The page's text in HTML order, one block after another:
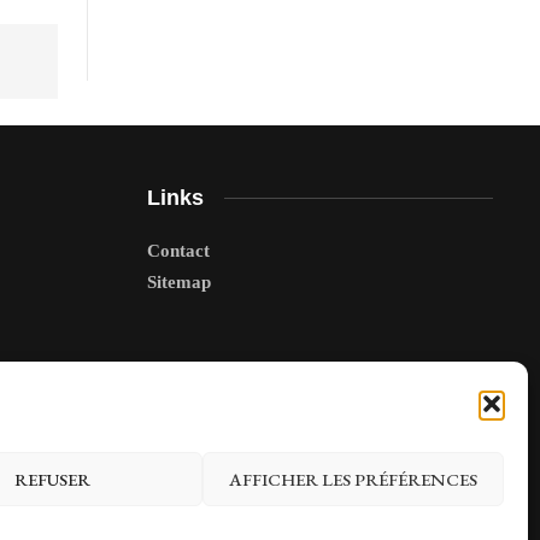
REFUSER AFFICHER LES PRÉFÉRENCES
Links
Contact
Sitemap